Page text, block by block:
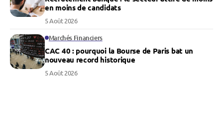
en moins de candidats
5 Août 2026
Marchés Financiers
CAC 40 : pourquoi la Bourse de Paris bat un
nouveau record historique
5 Août 2026